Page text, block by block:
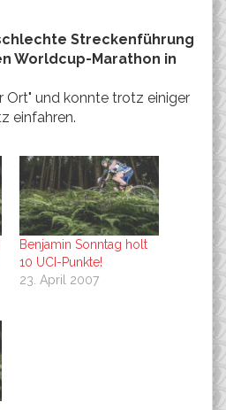
Streckenführung
Worldcup-Marathon in
Ort" und konnte trotz einiger
einfahren.
Benjamin Sonntag holt
10 UCI-Punkte!
23. April 2007